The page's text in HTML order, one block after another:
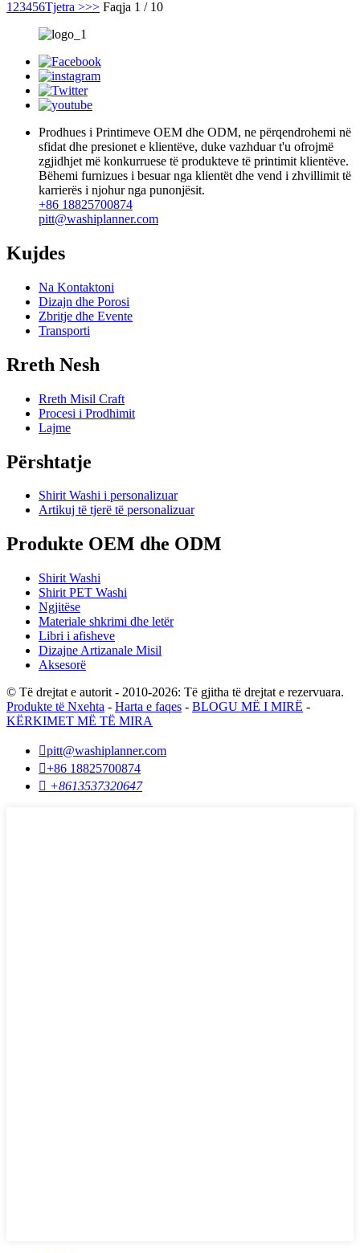
1 23456Tjetra >>> Faqja 1 / 10
Prodhues i Printimeve OEM dhe ODM, ne përqendrohemi në
sfidat dhe presionet e klientëve, duke vazhduar t'u ofrojmë
zgjidhjet më konkurruese të produkteve të printimit klientëve.
Bëhemi furnizues i besuar nga klientët dhe vend i zhvillimit të
karrierës i njohur nga punonjësit.
+86 18825700874
pitt@washiplanner.com
Kujdes
Na Kontaktoni
Dizajn dhe Porosi
Zbritje dhe Evente
Transporti
Rreth Nesh
Rreth Misil Craft
Procesi i Prodhimit
Lajme
Përshtatje
Shirit Washi i personalizuar
Artikuj të tjerë të personalizuar
Produkte OEM dhe ODM
Shirit Washi
Shirit PET Washi
Ngjitëse
Materiale shkrimi dhe letër
Libri i afisheve
Dizajne Artizanale Misil
Aksesorë
© Të drejtat e autorit - 2010-2026: Të gjitha të drejtat e rezervuara.
Produkte të Nxehta - Harta e faqes - BLOGU MË I MIRË -
KËRKIMET MË TË MIRA
pitt@washiplanner.com
+86 18825700874
 +8613537320647